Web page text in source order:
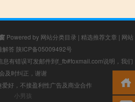
Powered by 网站分类目录 | 精选推荐文章 | 网站
解答 陕ICP备05009492号
有错误可发邮件到f_fb#foxmail.com说明，我们
会及时纠正，谢谢
好，不接盈利性广告及商业合作
小男孩